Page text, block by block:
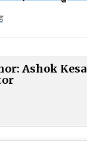
Ashok